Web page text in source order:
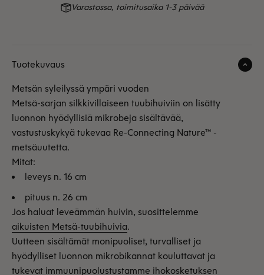
Varastossa, toimitusaika 1-3 päivää
Tuotekuvaus
Metsän syleilyssä ympäri vuoden
Metsä-sarjan silkkivillaiseen tuubihuiviin on lisätty
luonnon hyödyllisiä mikrobeja sisältävää,
vastustuskykyä tukevaa Re-Connecting Nature™ -
metsäuutetta.
Mitat:
leveys n. 16 cm
pituus n. 26 cm
Jos haluat leveämmän huivin, suosittelemme
aikuisten Metsä-tuubihuivia.
Uutteen sisältämät monipuoliset, turvalliset ja
hyödylliset luonnon mikrobikannat kouluttavat ja
tukevat immuunipuolustustamme ihokosketuksen